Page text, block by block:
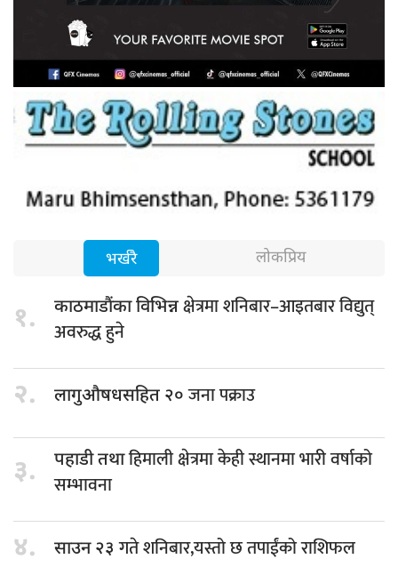
भर्खरै लोकप्रिय
१. काठमाडौंका विभिन्नक्षेत्रमा शनिबार–आइतबार विद्युत्
अवरुद्ध हुने
२. लागुऔषधसहित २०जना पक्राउ
३. पहाडी तथाहिमाली क्षेत्रमा केही स्थानमा भारी वर्षाको
सम्भावना
४. साउन २३गते शनिबार,यस्तो छ तपाईंको राशिफल